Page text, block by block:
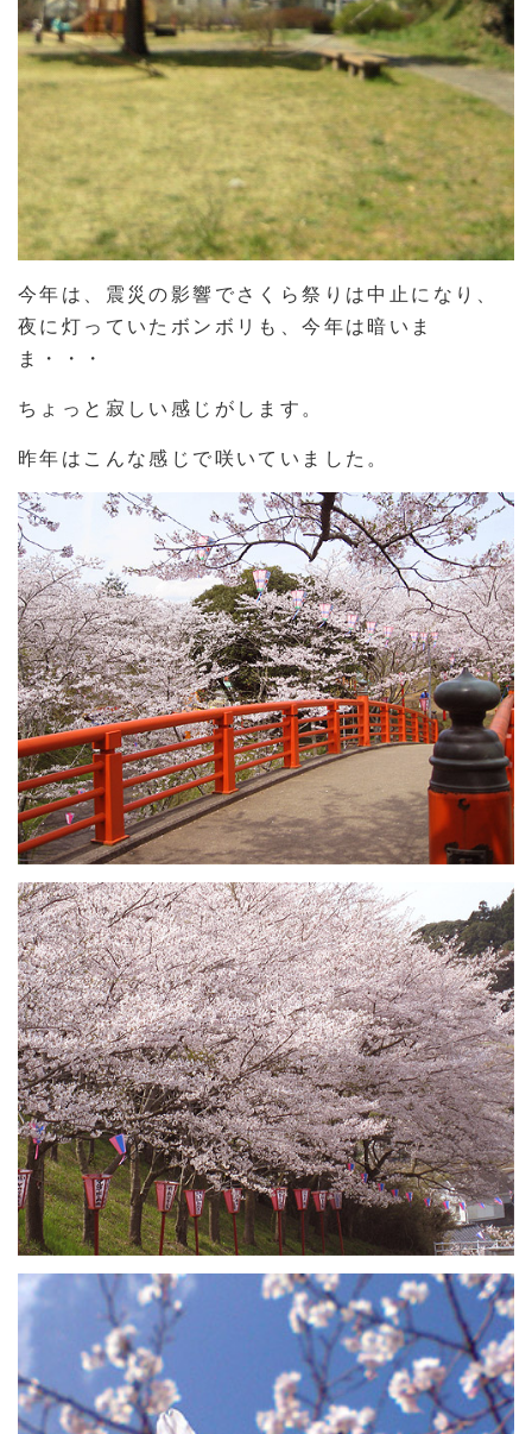
今年は、震災の影響でさくら祭りは中止になり、
夜に灯っていたボンボリも、今年は暗いま
ま・・・
ちょっと寂しい感じがします。
昨年はこんな感じで咲いていました。